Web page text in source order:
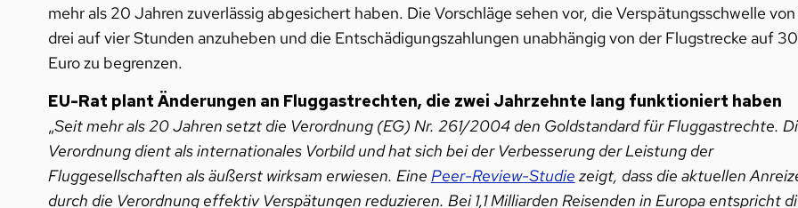
mehr als 20 Jahren zuverlässig abgesichert haben. Die Vorschläge sehen vor, die Verspätungsschwelle von
drei auf vier Stunden anzuheben und die Entschädigungszahlungen unabhängig von der Flugstrecke auf
Euro zu begrenzen.
EU-Rat plant Änderungen an Fluggastrechten, die zwei Jahrzehnte lang funktioniert haben
„Seit mehr als 20 Jahren setzt die Verordnung (EG) Nr. 261/2004 den Goldstandard für Fluggastrechte.
Verordnung dient als internationales Vorbild und hat sich bei der Verbesserung der Leistung der
Fluggesellschaften als äußerst wirksam erwiesen. Eine Peer-Review-Studiezeigt, dass die aktuellen
durch die Verordnung effektiv Verspätungen reduzieren. Bei 1,1 Milliarden Reisenden in Europa entspricht